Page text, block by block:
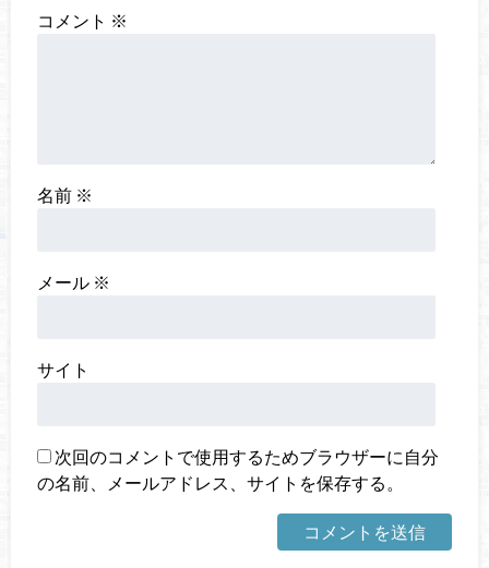
コメント ※
名前 ※
メール ※
サイト
次回のコメントで使用するためブラウザーに自分
の名前、メールアドレス、サイトを保存する。